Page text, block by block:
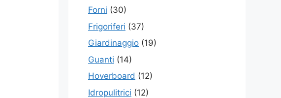
Forni (30)
Frigoriferi (37)
Giardinaggio (19)
Guanti (14)
Hoverboard (12)
Idropulitrici (12)